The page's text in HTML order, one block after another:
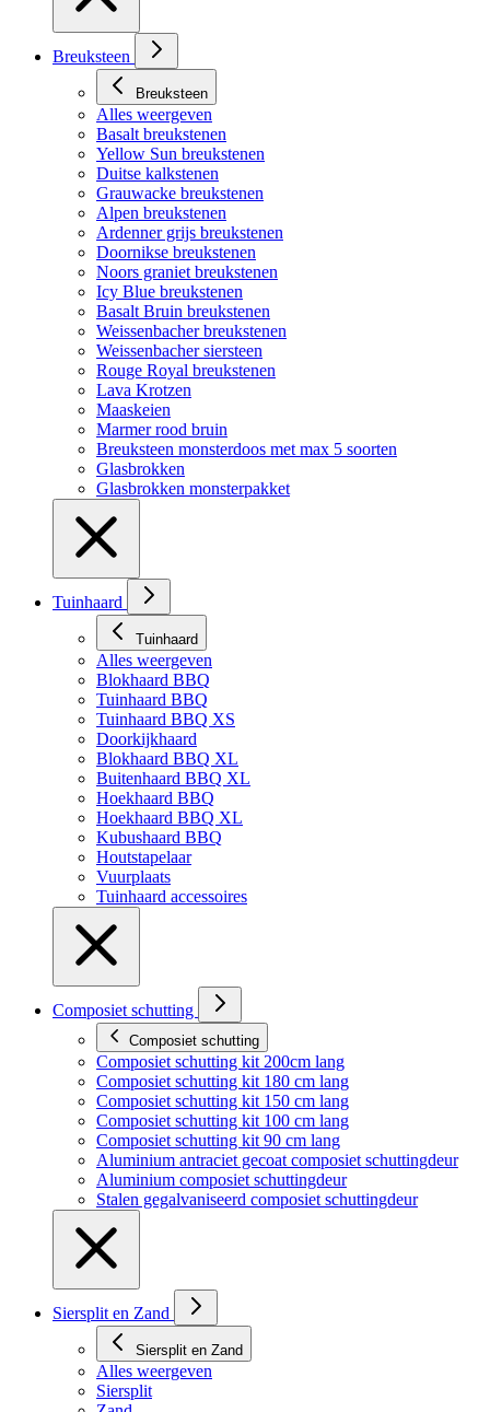
Breuksteen
Breuksteen
Alles weergeven
Basalt breukstenen
Yellow Sun breukstenen
Duitse kalkstenen
Grauwacke breukstenen
Alpen breukstenen
Ardenner grijs breukstenen
Doornikse breukstenen
Noors graniet breukstenen
Icy Blue breukstenen
Basalt Bruin breukstenen
Weissenbacher breukstenen
Weissenbacher siersteen
Rouge Royal breukstenen
Lava Krotzen
Maaskeien
Marmer rood bruin
Breuksteen monsterdoos met max 5 soorten
Glasbrokken
Glasbrokken monsterpakket
Tuinhaard
Tuinhaard
Alles weergeven
Blokhaard BBQ
Tuinhaard BBQ
Tuinhaard BBQ XS
Doorkijkhaard
Blokhaard BBQ XL
Buitenhaard BBQ XL
Hoekhaard BBQ
Hoekhaard BBQ XL
Kubushaard BBQ
Houtstapelaar
Vuurplaats
Tuinhaard accessoires
Composiet schutting
Composiet schutting
Composiet schutting kit 200cm lang
Composiet schutting kit 180 cm lang
Composiet schutting kit 150 cm lang
Composiet schutting kit 100 cm lang
Composiet schutting kit 90 cm lang
Aluminium antraciet gecoat composiet schuttingdeur
Aluminium composiet schuttingdeur
Stalen gegalvaniseerd composiet schuttingdeur
Siersplit en Zand
Siersplit en Zand
Alles weergeven
Siersplit